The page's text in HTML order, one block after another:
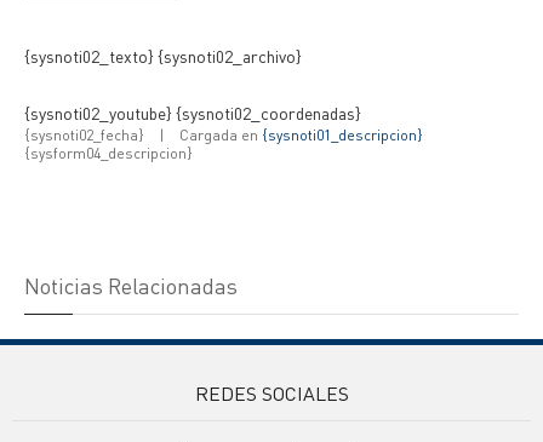
{sysnoti02_texto} {sysnoti02_archivo}
{sysnoti02_youtube} {sysnoti02_coordenadas}
{sysnoti02_fecha} | Cargada en {sysnoti01_descripcion}
{sysform04_descripcion}
Noticias Relacionadas
REDES SOCIALES